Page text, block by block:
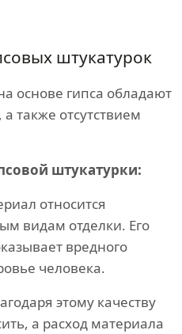
штукатурок
основе гипса обладают
также отсутствием
штукатурки:
относится
видам отделки. Его
вредного
человека.
этому качеству
а расход материала